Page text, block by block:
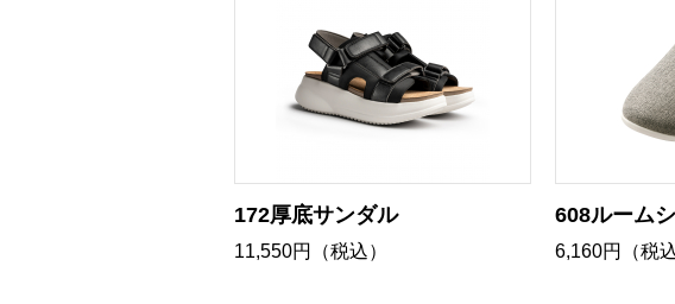
172厚底サンダル
11,550円（税込）
608ルーム
6,160円（税込